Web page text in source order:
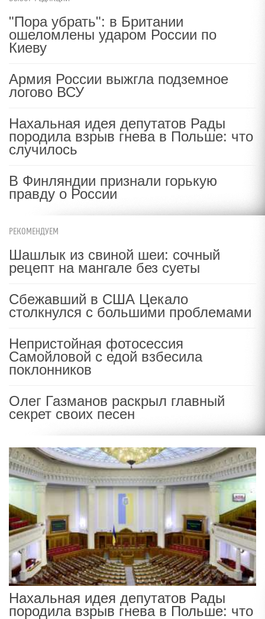
"Пора убрать": в Британии
ошеломлены ударом России по
Киеву
Армия России выжгла подземное
логово ВСУ
Нахальная идея депутатов Рады
породила взрыв гнева в Польше: что
случилось
В Финляндии признали горькую
правду о России
РЕКОМЕНДУЕМ
Шашлык из свиной шеи: сочный
рецепт на мангале без суеты
Сбежавший в США Цекало
столкнулся с большими проблемами
Непристойная фотосессия
Самойловой с едой взбесила
поклонников
Олег Газманов раскрыл главный
секрет своих песен
Нахальная идея депутатов Рады
породила взрыв гнева в Польше: что